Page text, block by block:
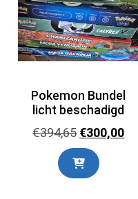
Pokemon Bundel
licht beschadigd
€394,65
prijs
was:
€300,00